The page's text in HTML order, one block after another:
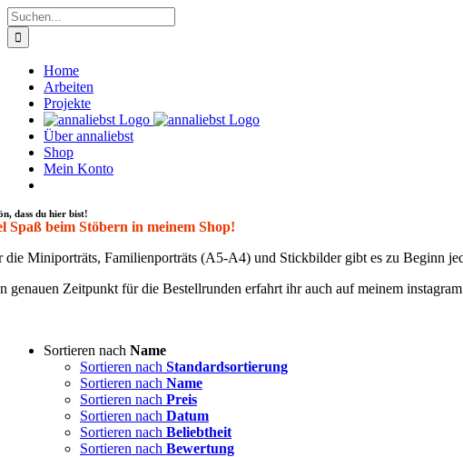
Zum
Inhalt
springen
Suche
nach:
Home
Arbeiten
Projekte
Über annaliebst
Shop
Mein Konto
dass du hier bist!
Spaß beim Stöbern in meinem Shop!
die Mini­por­träts, Fami­li­en­por­träts (A5-A4) und Stick­bil­der gibt es zu Beginn
genau­en Zeit­punkt für die Bestell­run­den erfahrt ihr auch auf mei­nem
Sortieren nach Name
Sortieren nach Standardsortierung
Sortieren nach Name
Sortieren nach Preis
Sortieren nach Datum
Sortieren nach Beliebtheit
Sortieren nach Bewertung